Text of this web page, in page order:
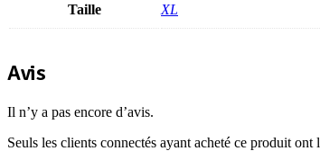
Taille XL
Avis
Il n’y a pas encore d’avis.
Seuls les clients connectés ayant acheté ce produit